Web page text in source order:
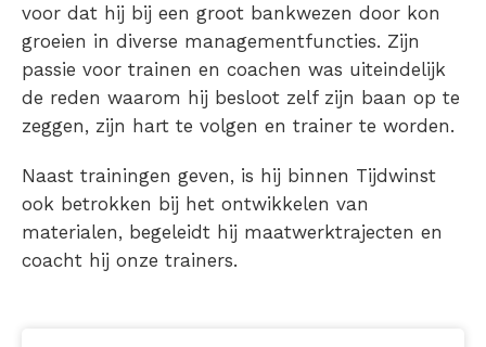
voor dat hij bij een groot bankwezen door kon
groeien in diverse managementfuncties. Zijn
passie voor trainen en coachen was uiteindelijk
de reden waarom hij besloot zelf zijn baan op te
zeggen, zijn hart te volgen en trainer te worden.
Naast trainingen geven, is hij binnen Tijdwinst
ook betrokken bij het ontwikkelen van
materialen, begeleidt hij maatwerktrajecten en
coacht hij onze trainers.